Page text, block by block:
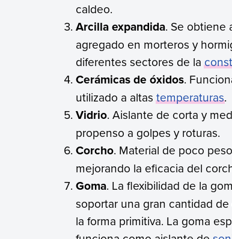
caldeo.
Arcilla expandida. Se obtiene
agregado en morteros y
diferentes sectores de la
Cerámicas de óxidos.
utilizado a altastemperaturas.
Vidrio. Aislante de corta y
propenso a golpes y roturas.
Corcho. Material de poco
mejorando la eficacia del
Goma. La flexibilidad de la
soportar una gran cantidad
la forma primitiva. La goma